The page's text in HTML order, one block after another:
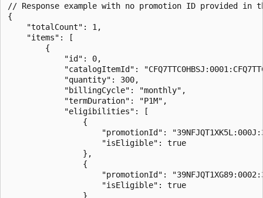
// Response example with no promotion ID provided in
{
    "totalCount": 1,
    "items": [
        {
            "id": 0,
"catalogItemId":
            "quantity": 300,
            "billingCycle": "monthly",
            "termDuration": "P1M",
            "eligibilities": [
                {
"promotionId":
                    "isEligible": true
                },
                {
"promotionId":
                    "isEligible": true
                }